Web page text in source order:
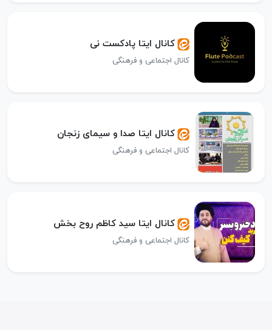
کانال ایتا پادکست نی
کانال اجتماعی و فرهنگی
کانال ایتا صدا و سیمای زنجان
کانال اجتماعی و فرهنگی
کانال ایتا سید کاظم روح بخش
کانال اجتماعی و فرهنگی